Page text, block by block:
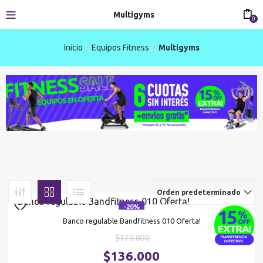
Multigyms 0
Inicio Equipos Fitness Multigyms
Orden predeterminado
-20%
Banco regulable Bandfitness 010 Oferta!
$170.000El
precio
$136.000